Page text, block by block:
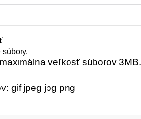
súbory.
veľkosť súborov 3MB.
gif jpeg jpg png